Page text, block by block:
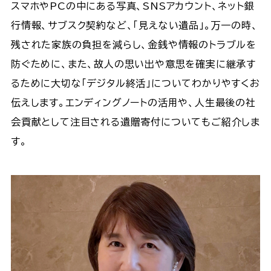
スマホやPCの中にある写真、SNSアカウント、ネット銀
行情報、サブスク契約など、「見えない遺品」。万一の時、
残された家族の負担を減らし、金銭や情報のトラブルを
防ぐために、また、故人の思い出や意思を確実に継承す
るために大切な「デジタル終活」についてわかりやすくお
伝えします。エンディングノートの活用や、人生最後の社
会貢献として注目される遺贈寄付についてもご紹介しま
す。